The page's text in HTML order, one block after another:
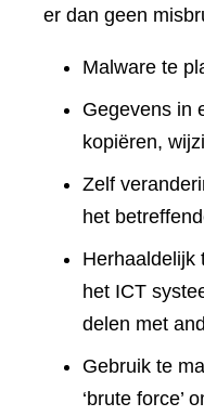
er dan geen
Malware te
Gegevens in
kopiëren,
Zelf
het
Herhaaldelijk
het ICT
delen met
Gebruik te
‘brute force’